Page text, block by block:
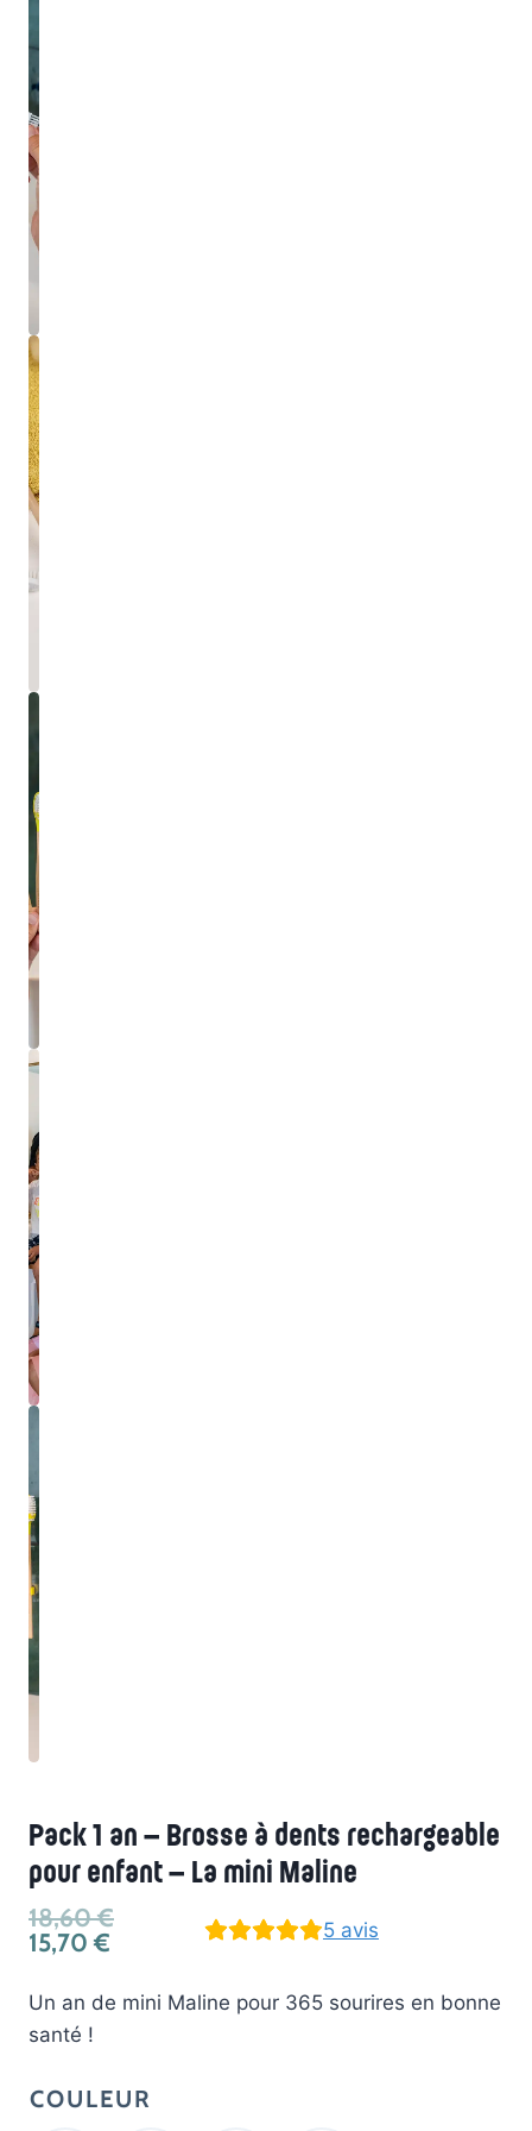
Pack 1 an – Brosse à dents rechargeable
pour enfant – La mini Maline
18,60€Le
était :
18,60 €.
15,70 €
actuel
est :
5 avis
Un an de mini Maline pour 365 sourires en bonne
santé !
COULEUR